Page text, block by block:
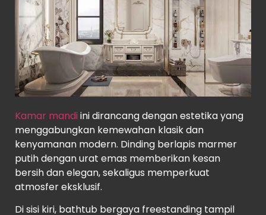
Kamar mandiini dirancang dengan estetika yang
menggabungkan kemewahan klasik dan
kenyamanan modern. Dinding berlapis marmer
putih dengan urat emas memberikan kesan
bersih dan elegan, sekaligus memperkuat
atmosfer eksklusif.
Di sisi kiri, bathtub bergaya freestanding tampil